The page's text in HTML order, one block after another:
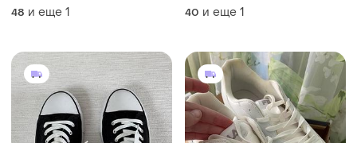
48 и еще 1 40 и еще 1